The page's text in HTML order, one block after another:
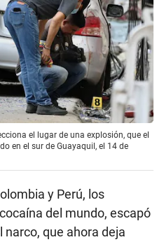
el lugar de una explosión, que el
en el sur de Guayaquil, el 14 de
y Perú, los
del mundo, escapó
narco, que ahora deja